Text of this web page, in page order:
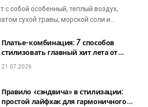
с собой особенный, теплый воздух,
сухой травы, морской соли и…
Платье-комбинация: 7 способов
стилизовать главный хит лета от
офиса до романтического ужина
21.07.2026
Правило «сэндвича» в стилизации:
простой лайфхак для гармоничного